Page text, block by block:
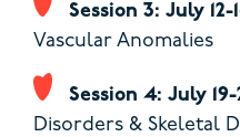
Session 3: July 12-
Vascular Anomalies
Session 4: July 19-
Disorders & Skeletal